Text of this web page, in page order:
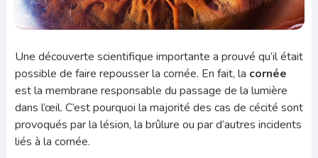
Une découverte scientifique importante a prouvé qu’il était
possible de faire repousser la cornée. En fait, la cornée
est la membrane responsable du passage de la lumière
dans l’œil. C’est pourquoi la majorité des cas de cécité sont
provoqués par la lésion, la brûlure ou par d’autres incidents
liés à la cornée.